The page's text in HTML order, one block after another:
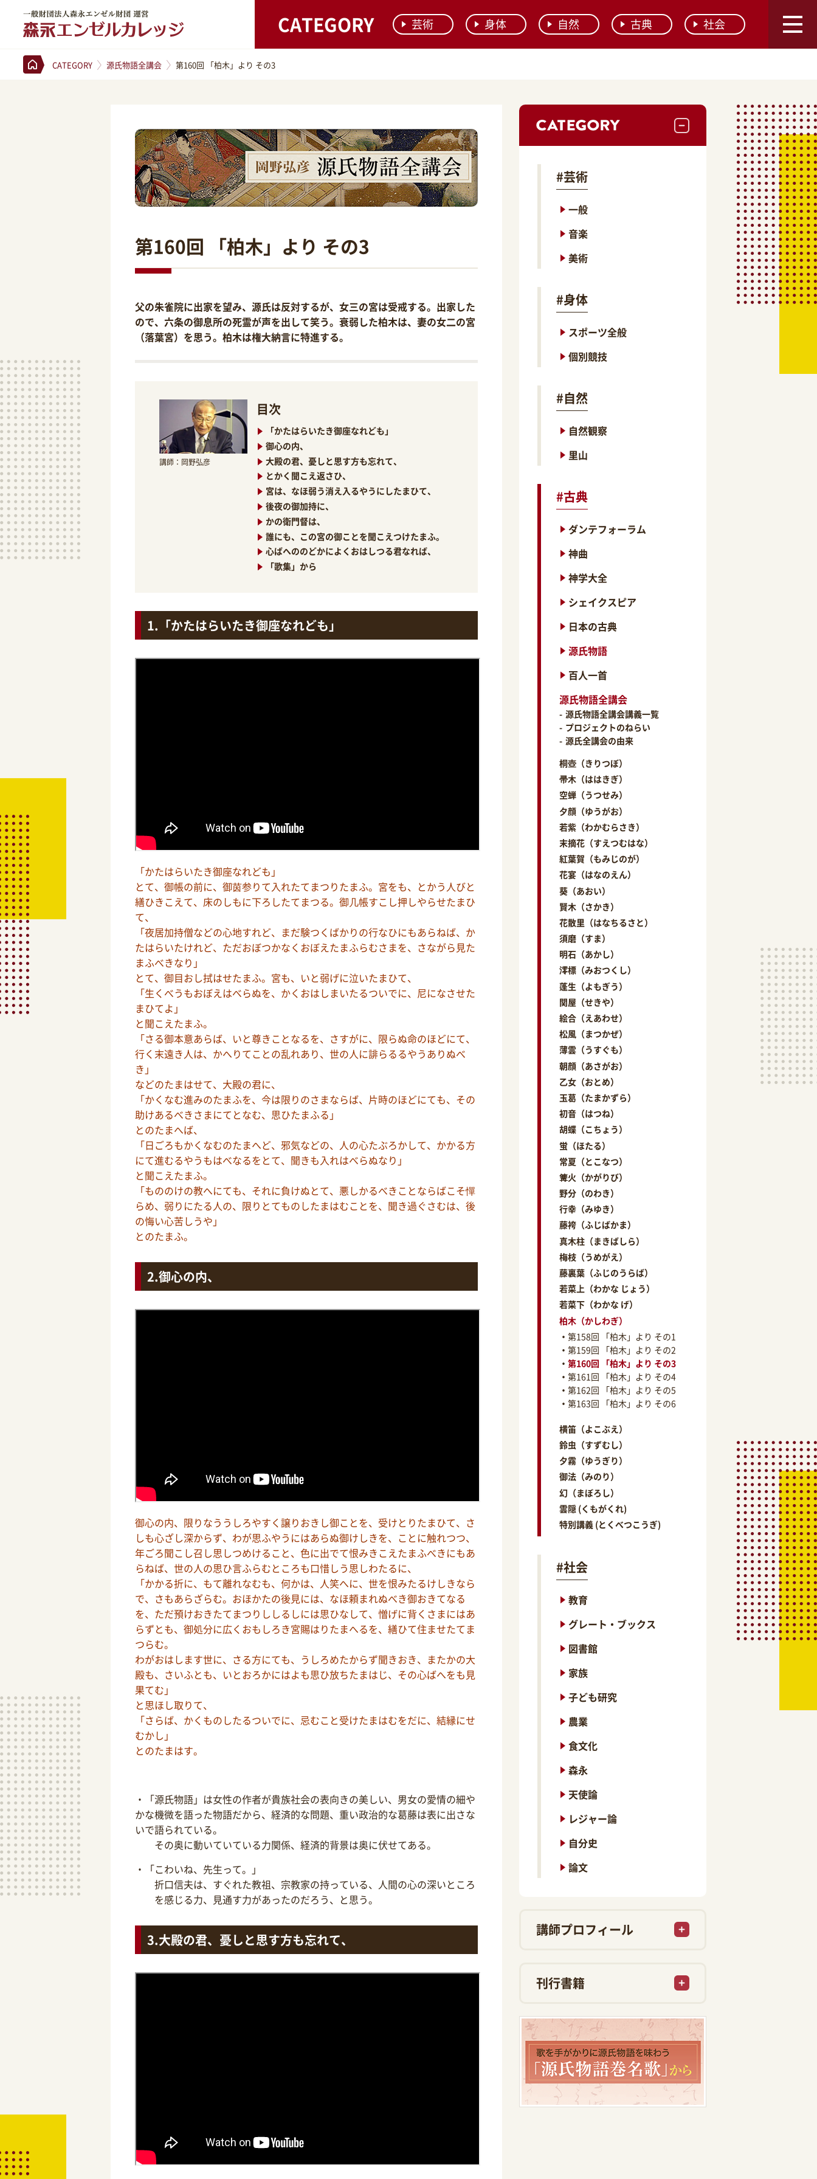
CATEGORY 芸術 身体 自然 古典 社会
CATEGORY 源氏物語全講会 第160回 「柏木」より その3
第160回 「柏木」より その3
父の朱雀院に出家を望み、源氏は反対するが、女三の宮は受戒する。出家した
ので、六条の御息所の死霊が声を出して笑う。衰弱した柏木は、妻の女二の宮
（落葉宮）を思う。柏木は権大納言に特進する。
講師：岡野弘彦
目次
「かたはらいたき御座なれども」
御心の内、
大殿の君、憂しと思す方も忘れて、
とかく聞こえ返さひ、
宮は、なほ弱う消え入るやうにしたまひて、
後夜の御加持に、
かの衛門督は、
誰にも、この宮の御ことを聞こえつけたまふ。
心ばへののどかによくおはしつる君なれば、
「歌集」から
「かたはらいたき御座なれども」
「かたはらいたき御座なれども」
とて、御帳の前に、御茵参りて入れたてまつりたまふ。宮をも、とかう人びと
繕ひきこえて、床のしもに下ろしたてまつる。御几帳すこし押しやらせたまひ
て、
「夜居加持僧などの心地すれど、まだ験つくばかりの行なひにもあらねば、か
たはらいたけれど、ただおぼつかなくおぼえたまふらむさまを、さながら見た
まふべきなり」
とて、御目おし拭はせたまふ。宮も、いと弱げに泣いたまひて、
「生くべうもおぼえはべらぬを、かくおはしまいたるついでに、尼になさせた
まひてよ」
と聞こえたまふ。
「さる御本意あらば、いと尊きことなるを、さすがに、限らぬ命のほどにて、
行く末遠き人は、かへりてことの乱れあり、世の人に誹らるるやうありぬべ
き」
などのたまはせて、大殿の君に、
「かくなむ進みのたまふを、今は限りのさまならば、片時のほどにても、その
助けあるべきさまにてとなむ、思ひたまふる」
とのたまへば、
「日ごろもかくなむのたまへど、邪気などの、人の心たぶろかして、かかる方
にて進むるやうもはべなるをとて、聞きも入れはべらぬなり」
と聞こえたまふ。
「もののけの教へにても、それに負けぬとて、悪しかるべきことならばこそ憚
らめ、弱りにたる人の、限りとてものしたまはむことを、聞き過ぐさむは、後
の悔い心苦しうや」
とのたまふ。
御心の内、
御心の内、限りなううしろやすく譲りおきし御ことを、受けとりたまひて、さ
しも心ざし深からず、わが思ふやうにはあらぬ御けしきを、ことに触れつつ、
年ごろ聞こし召し思しつめけること、色に出でて恨みきこえたまふべきにもあ
らねば、世の人の思ひ言ふらむところも口惜しう思しわたるに、
「かかる折に、もて離れなむも、何かは、人笑へに、世を恨みたるけしきなら
で、さもあらざらむ。おほかたの後見には、なほ頼まれぬべき御おきてなる
を、ただ預けおきたてまつりししるしには思ひなして、憎げに背くさまにはあ
らずとも、御処分に広くおもしろき宮賜はりたまへるを、繕ひて住ませたてま
つらむ。
わがおはします世に、さる方にても、うしろめたからず聞きおき、またかの大
殿も、さいふとも、いとおろかにはよも思ひ放ちたまはじ、その心ばへをも見
果てむ」
と思ほし取りて、
「さらば、かくものしたるついでに、忌むこと受けたまはむをだに、結縁にせ
むかし」
とのたまはす。
・「源氏物語」は女性の作者が貴族社会の表向きの美しい、男女の愛情の細や
かな機微を語った物語だから、経済的な問題、重い政治的な葛藤は表に出さな
いで語られている。
その奥に動いていている力関係、経済的背景は奥に伏せてある。
・「こわいね、先生って。」
折口信夫は、すぐれた教祖、宗教家の持っている、人間の心の深いところ
を感じる力、見通す力があったのだろう、と思う。
大殿の君、憂しと思す方も忘れて、
#芸術
一般
音楽
美術
#身体
スポーツ全般
個別競技
#自然
自然観察
里山
#古典
ダンテフォーラム
神曲
神学大全
シェイクスピア
日本の古典
源氏物語
百人一首
源氏物語全講会
源氏物語全講会講義一覧
プロジェクトのねらい
源氏全講会の由来
桐壺（きりつぼ）
帚木（ははきぎ）
空蝉（うつせみ）
夕顔（ゆうがお）
若紫（わかむらさき）
末摘花（すえつむはな）
紅葉賀（もみじのが）
花宴（はなのえん）
葵（あおい）
賢木（さかき）
花散里（はなちるさと）
須磨（すま）
明石（あかし）
澪標（みおつくし）
蓬生（よもぎう）
関屋（せきや）
絵合（えあわせ）
松風（まつかぜ）
薄雲（うすぐも）
朝顔（あさがお）
乙女（おとめ）
玉葛（たまかずら）
初音（はつね）
胡蝶（こちょう）
蛍（ほたる）
常夏（とこなつ）
篝火（かがりび）
野分（のわき）
行幸（みゆき）
藤袴（ふじばかま）
真木柱（まきばしら）
梅枝（うめがえ）
藤裏葉（ふじのうらば）
若菜上（わかな じょう）
若菜下（わかな げ）
柏木（かしわぎ）
第158回 「柏木」より その1
第159回 「柏木」より その2
第160回 「柏木」より その3
第161回 「柏木」より その4
第162回 「柏木」より その5
第163回 「柏木」より その6
横笛（よこぶえ）
鈴虫（すずむし）
夕霧（ゆうぎり）
御法（みのり）
幻（まぼろし）
雲隠 (くもがくれ)
特別講義 (とくべつこうぎ)
#社会
教育
グレート・ブックス
図書館
家族
子ども研究
農業
食文化
森永
天使論
レジャー論
自分史
論文
講師プロフィール
刊行書籍